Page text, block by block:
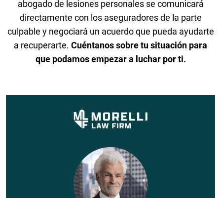
abogado de lesiones personales se comunicará
directamente con los aseguradores de la parte
culpable y negociará un acuerdo que pueda ayudarte
a recuperarte. Cuéntanos sobre tu situación para
que podamos empezar a luchar por ti.